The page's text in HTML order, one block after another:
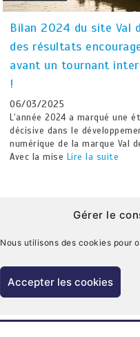
Gérer le
Nous utilisons des cookies pour
Accepter les cookies
Bilan 2024 du site Val
des résultats
avant un tournant
!
06/03/2025
L’année 2024 a marqué une
décisive dans le
numérique de la marque Val
Avec la mise Lire la suite